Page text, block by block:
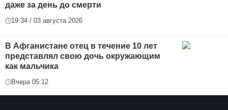
даже за день до смерти
19:34 / 03 августа 2026
В Афганистане отец в течение 10 лет
представлял свою дочь окружающим
как мальчика
Вчера 05:12